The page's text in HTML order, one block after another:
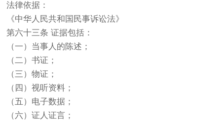
法律依据：
《中华人民共和国民事诉讼法》
第六十三条 证据包括：
（一）当事人的陈述；
（二）书证；
（三）物证；
（四）视听资料；
（五）电子数据；
（六）证人证言；